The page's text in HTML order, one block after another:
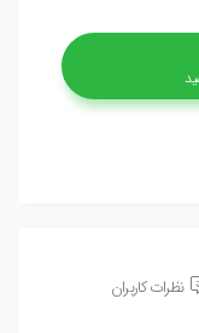
نظرات کاربران